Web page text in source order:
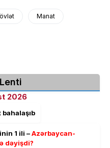
Manat
2026
1 ili –Azərbaycan-
dəyişdi?